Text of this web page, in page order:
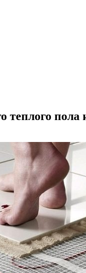
теплого пола